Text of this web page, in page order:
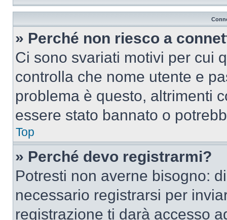
» Perché non riesco a
Ci sono svariati motivi per cui
controlla che nome utente e
problema è questo, altrimenti
essere stato bannato o
Top
» Perché devo registrarmi?
Potresti non averne bisogno:
necessario registrarsi per
registrazione ti darà accesso